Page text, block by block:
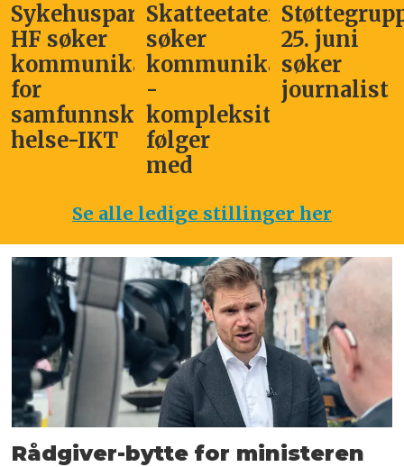
Sykehuspartner
HF søker
kommunikasjonssjef
for
samfunnskritisk
helse-IKT
Skatteetaten
søker
kommunikasjonsleder
-
kompleksitet
følger
med
25. juni
søker
journalist
Se alle ledige stillinger her
Rådgiver-bytte for ministeren